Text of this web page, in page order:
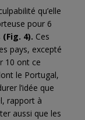
qu’elle
pour 6
(Fig. 4). Ces
pays, excepté
10 ont ce
le Portugal,
l’idée que
rapport à
aussi que les